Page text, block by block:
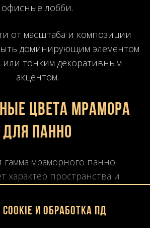
офисные лобби.
от масштаба и композиции
доминирующим элементом
или тонким декоративным
акцентом.
цвета мрамора
для панно
гамма мраморного панно
характер пространства и
и белые оттенки
и обработка ПД